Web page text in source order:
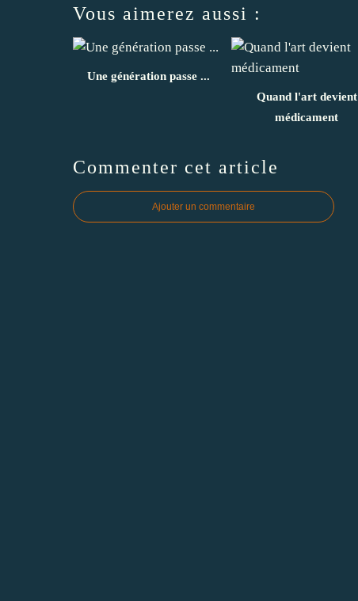
Vous aimerez aussi :
Une génération passe ...
Quand l'art devient
médicament
Commenter cet article
Ajouter un commentaire